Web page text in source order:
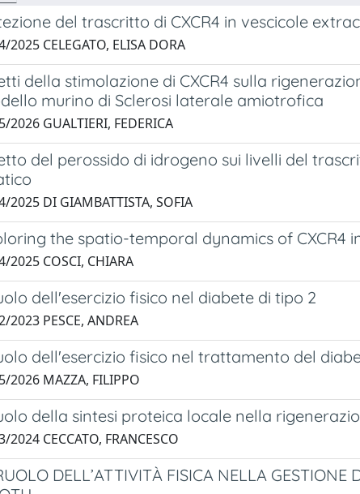
del trascritto di CXCR4 in vescicole
2025 CELEGATO, ELISA DORA
della stimolazione di CXCR4 sulla
murino di Sclerosi laterale amiotrofica
2026 GUALTIERI, FEDERICA
del perossido di idrogeno sui livelli del
2025 DI GIAMBATTISTA, SOFIA
the spatio-temporal dynamics of CXCR4
2025 COSCI, CHIARA
dell'esercizio fisico nel diabete di tipo 2
2023 PESCE, ANDREA
dell'esercizio fisico nel trattamento del
2026 MAZZA, FILIPPO
della sintesi proteica locale nella
2024 CECCATO, FRANCESCO
DELL’ATTIVITÀ FISICA NELLA